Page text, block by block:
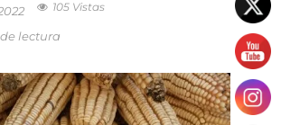
105 Vistas
lectura